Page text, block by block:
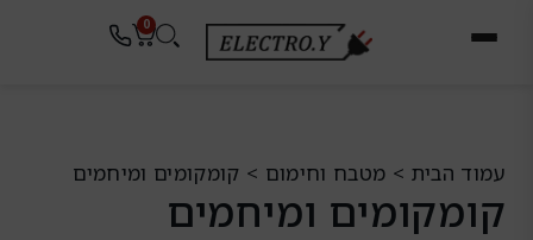
לתוכן
0
עגלת
עמוד הבית > מטבח וחימום > קומקומים ומיחמים
קומקומים ומיחמים